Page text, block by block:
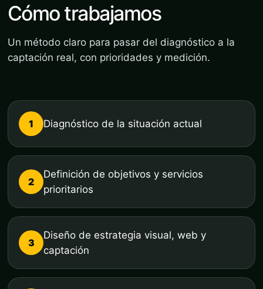
Cómo trabajamos
Un método claro para pasar del diagnóstico a la
captación real, con prioridades y medición.
1 Diagnóstico de la situación actual
2
Definición de objetivos y servicios
prioritarios
3
Diseño de estrategia visual, web y
captación